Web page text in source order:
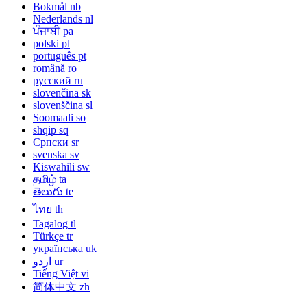
Bokmål nb
Nederlands nl
ਪੰਜਾਬੀ pa
polski pl
português pt
română ro
русский ru
slovenčina sk
slovenščina sl
Soomaali so
shqip sq
Српски sr
svenska sv
Kiswahili sw
தமிழ் ta
తెలుగు te
ไทย th
Tagalog tl
Türkçe tr
українська uk
اردو ur
Tiếng Việt vi
简体中文 zh